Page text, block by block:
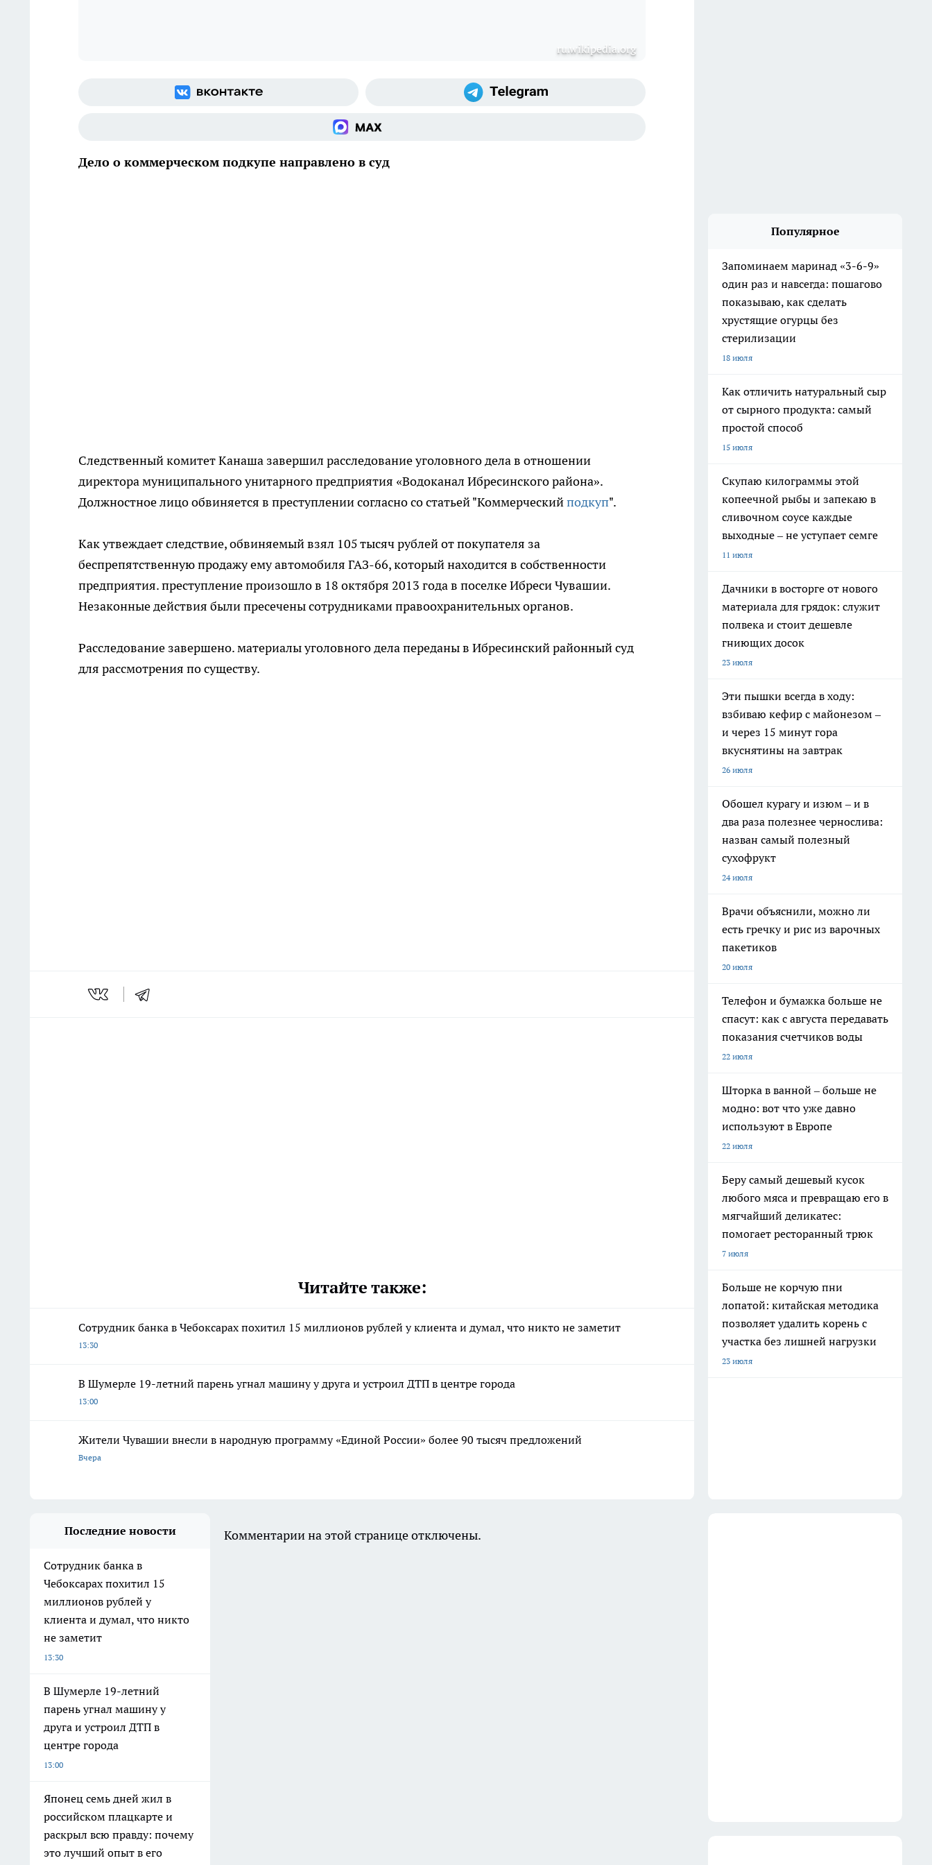
ru.wikipedia.org
Дело о коммерческом подкупе направлено в суд
Следственный комитет Канаша завершил расследование уголовного дела в отношении
директора муниципального унитарного предприятия «Водоканал Ибресинского района».
Должностное лицо обвиняется в преступлении согласно со статьей "Коммерческийподкуп".
Как утвеждает следствие, обвиняемый взял 105 тысяч рублей от покупателя за
беспрепятственную продажу ему автомобиля ГАЗ-66, который находится в собственности
предприятия. преступление произошло в 18 октября 2013 года в поселке Ибреси Чувашии.
Незаконные действия были пресечены сотрудниками правоохранительных органов.
Расследование завершено. материалы уголовного дела переданы в Ибресинский районный суд
для рассмотрения по существу.
Читайте также:
Сотрудник банка в Чебоксарах похитил 15 миллионов рублей у клиента и думал, что никто не заметит
13:30
В Шумерле 19-летний парень угнал машину у друга и устроил ДТП в центре города
13:00
Жители Чувашии внесли в народную программу «Единой России» более 90 тысяч предложений
Вчера
Популярное
Запоминаем маринад «3-6-9»
один раз и навсегда: пошагово
показываю, как сделать
хрустящие огурцы без
стерилизации
18 июля
Как отличить натуральный сыр
от сырного продукта: самый
простой способ
15 июля
Скупаю килограммы этой
копеечной рыбы и запекаю в
сливочном соусе каждые
выходные – не уступает семге
11 июля
Дачники в восторге от нового
материала для грядок: служит
полвека и стоит дешевле
гниющих досок
23 июля
Эти пышки всегда в ходу:
взбиваю кефир с майонезом –
и через 15 минут гора
вкуснятины на завтрак
26 июля
Обошел курагу и изюм – и в
два раза полезнее чернослива:
назван самый полезный
сухофрукт
24 июля
Врачи объяснили, можно ли
есть гречку и рис из варочных
пакетиков
20 июля
Телефон и бумажка больше не
спасут: как с августа передавать
показания счетчиков воды
22 июля
Шторка в ванной – больше не
модно: вот что уже давно
используют в Европе
22 июля
Беру самый дешевый кусок
любого мяса и превращаю его в
мягчайший деликатес:
помогает ресторанный трюк
7 июля
Больше не корчую пни
лопатой: китайская методика
позволяет удалить корень с
участка без лишней нагрузки
23 июля
Последние новости
Сотрудник банка в
Чебоксарах похитил 15
миллионов рублей у
клиента и думал, что никто
не заметит
13:30
В Шумерле 19-летний
парень угнал машину у
друга и устроил ДТП в
центре города
13:00
Японец семь дней жил в
российском плацкарте и
раскрыл всю правду: почему
это лучший опыт в его
Комментарии на этой странице отключены.